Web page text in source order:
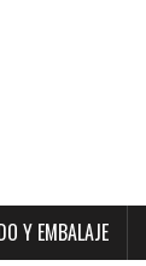
Y EMBALAJE